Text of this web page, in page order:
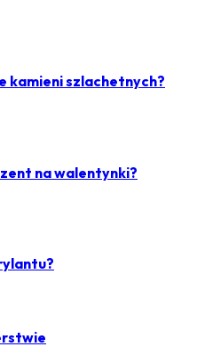
kamieni szlachetnych?
na walentynki?